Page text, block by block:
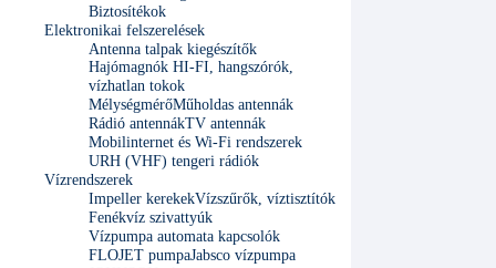
Biztosítékok
Elektronikai felszerelések
Antenna talpak kiegészítők
Hajómagnók HI-FI, hangszórók,
vízhatlan tokok
MélységmérőMűholdas antennák
Rádió antennákTV antennák
Mobilinternet és Wi-Fi rendszerek
URH (VHF) tengeri rádiók
Vízrendszerek
Impeller kerekekVízszűrők, víztisztítók
Fenékvíz szivattyúk
Vízpumpa automata kapcsolók
FLOJET pumpaJabsco vízpumpa